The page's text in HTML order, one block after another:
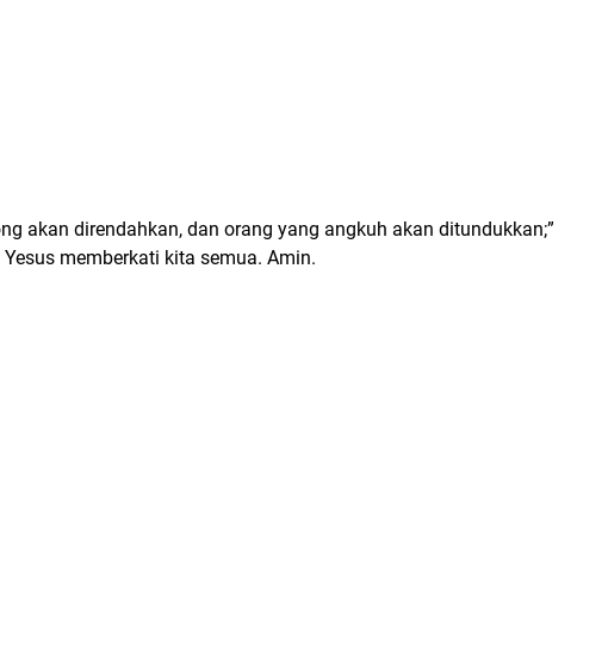
akan direndahkan, dan orang yang angkuh akan ditundukkan;”
Yesus memberkati kita semua. Amin.